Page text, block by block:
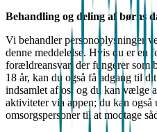
Behandling og deling af børns
Vi behandler personoplysninger
denne meddelelse. Hvis du er en
forældreansvar, der fungerer som
18 år, kan du også få adgang til
indsamlet af os, og du kan vælge
aktiviteter via appen; du kan også
omsorgspersoner til at modtage